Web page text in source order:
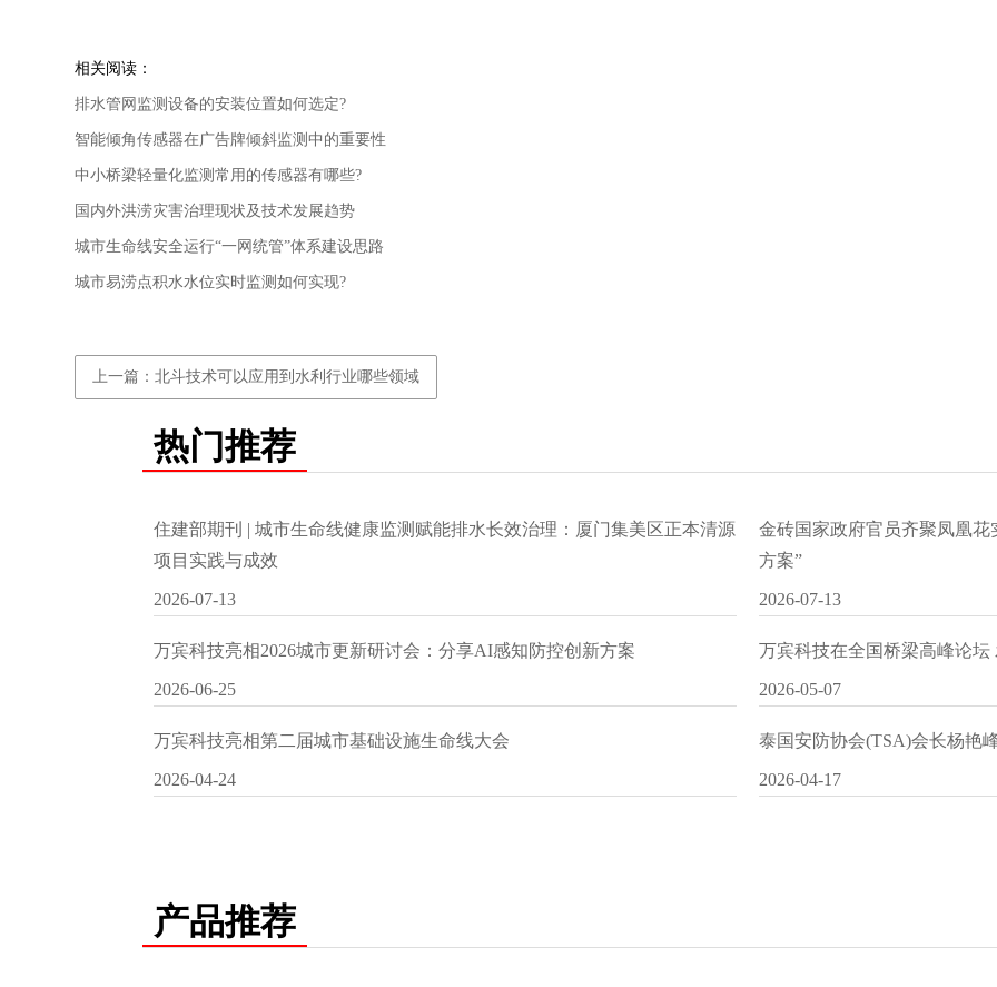
相关阅读：
排水管网监测设备的安装位置如何选定?
智能倾角传感器在广告牌倾斜监测中的重要性
中小桥梁轻量化监测常用的传感器有哪些?
国内外洪涝灾害治理现状及技术发展趋势
城市生命线安全运行“一网统管”体系建设思路
城市易涝点积水水位实时监测如何实现?
上一篇：北斗技术可以应用到水利行业哪些领域
热门推荐
住建部期刊 | 城市生命线健康监测赋能排水长效治理：厦门集美区正本清源
项目实践与成效
2026-07-13
金砖国家政府官员齐聚凤凰
方案”
2026-07-13
万宾科技亮相2026城市更新研讨会：分享AI感知防控创新方案
2026-06-25
万宾科技在全国桥梁高峰论
2026-05-07
万宾科技亮相第二届城市基础设施生命线大会
2026-04-24
泰国安防协会(TSA)会长杨艳
2026-04-17
产品推荐